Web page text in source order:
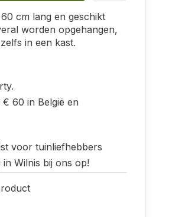
cm lang en geschikt
worden opgehangen,
in een kast.
60 in België en
voor tuinliefhebbers
in Wilnis bij ons op!